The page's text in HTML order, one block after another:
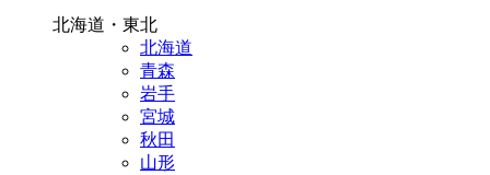
北海道・東北
北海道
青森
岩手
宮城
秋田
山形